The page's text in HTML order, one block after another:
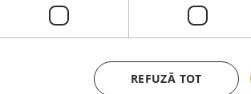
REFUZĂ TOT